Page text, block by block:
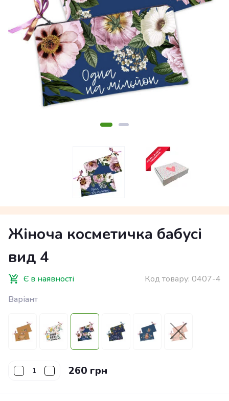
Жіноча косметичка бабусі
вид 4
Є в наявності Код товару: 0407-4
Варіант
260 грн